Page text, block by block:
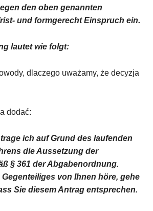
den oben genannten
und formgerecht Einspruch ein.
lautet wie folgt:
dlaczego uważamy, że decyzja
dodać:
ich auf Grund des laufenden
die Aussetzung der
§ 361 der Abgabenordnung.
von Ihnen höre, gehe
Sie diesem Antrag entsprechen.